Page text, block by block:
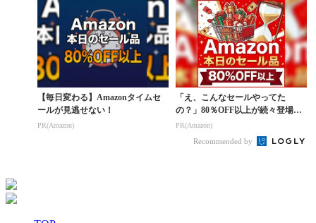
【毎日変わる】Amazonタイムセ
ールが見逃せない！
PR(Amazon)
「え、こんなセールやってた
の？」80％OFF以上が続々登場！
Amazonの本気が...
PR(Amazon)
Recommended by